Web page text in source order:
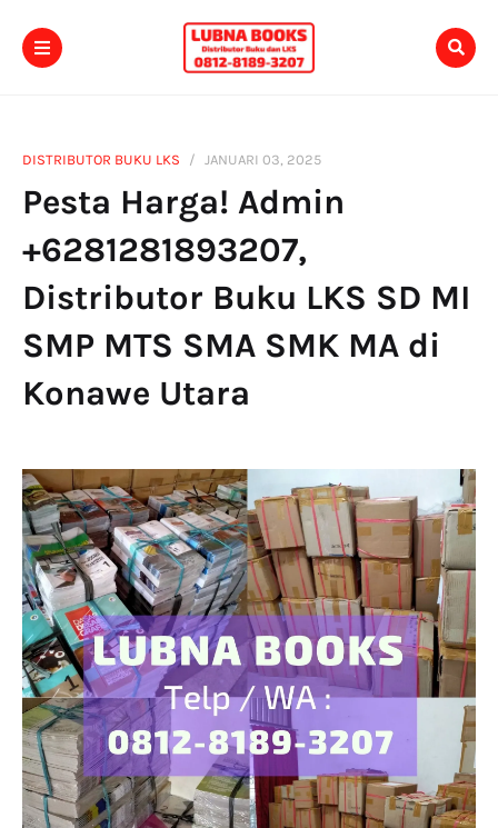
DISTRIBUTOR BUKU LKS JANUARI 03, 2025
Pesta Harga! Admin
+6281281893207,
Distributor Buku LKS SD MI
SMP MTS SMA SMK MA di
Konawe Utara